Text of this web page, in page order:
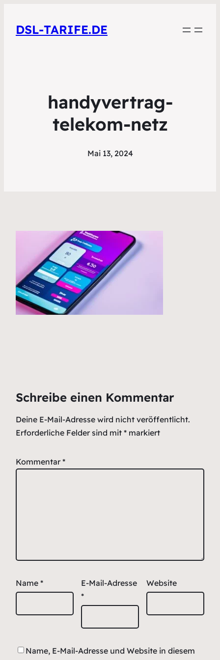
DSL-TARIFE.DE
handyvertrag-
telekom-netz
Mai 13, 2024
Schreibe einen Kommentar
Deine E-Mail-Adresse wird nicht veröffentlicht.
Erforderliche Felder sind mit * markiert
Kommentar *
Name *
E-Mail-Adresse
*
Website
Name, E-Mail-Adresse und Website in diesem